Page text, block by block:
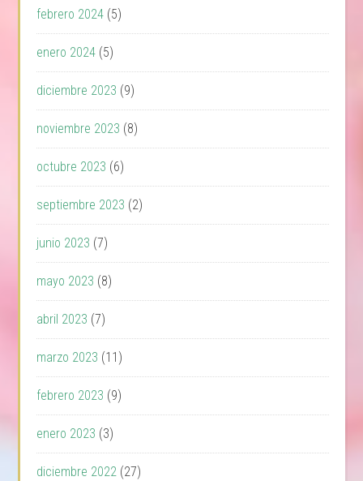
febrero 2024 (5)
enero 2024 (5)
diciembre 2023 (9)
noviembre 2023 (8)
octubre 2023 (6)
septiembre 2023 (2)
junio 2023 (7)
mayo 2023 (8)
abril 2023 (7)
marzo 2023 (11)
febrero 2023 (9)
enero 2023 (3)
diciembre 2022 (27)